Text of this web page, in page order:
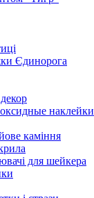
Єдинорога
наклейки
каміння
для шейкера